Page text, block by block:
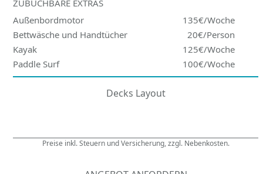
ZUBUCHBARE EXTRAS
Außenbordmotor
135€/Woche
Bettwäsche und Handtücher
20€/Person
Kayak
125€/Woche
Paddle Surf
100€/Woche
Decks Layout
Preise inkl. Steuern und Versicherung, zzgl. Nebenkosten.